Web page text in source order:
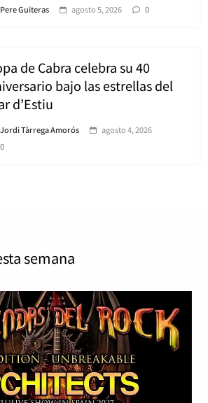
Pere Guiteras agosto 5, 2026 0
de Cabra celebra su 40
bajo las estrellas del
d’Estiu
Jordi Tàrrega Amorós
agosto 4, 2026
0
semana